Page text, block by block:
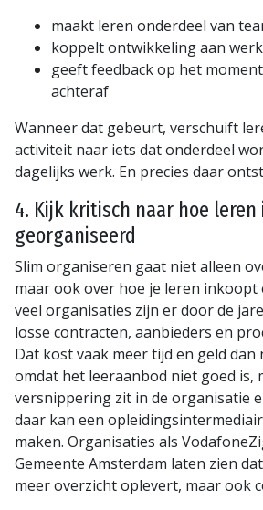
maakt leren onderdeel van
koppelt ontwikkeling aan
geeft feedback op het
achteraf
Wanneer dat gebeurt, verschuift
activiteit naar iets dat onderdeel
dagelijks werk. En precies daar
4. Kijk kritisch naar hoe leren
georganiseerd
Slim organiseren gaat niet alleen
maar ook over hoe je leren inkoopt
veel organisaties zijn er door de
losse contracten, aanbieders en
Dat kost vaak meer tijd en geld dan
omdat het leeraanbod niet goed is,
versnippering zit in de organisatie
daar kan een
maken. Organisaties als
Gemeente Amsterdam laten zien
meer overzicht oplevert, maar ook